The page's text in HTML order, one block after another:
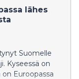
erityisen
tarjoaa
jonka avulla
oikealle
lähes
Suomelle
Kyseessä on
Euroopassa